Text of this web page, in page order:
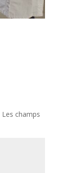
Les champs